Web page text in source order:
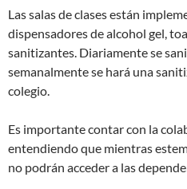
Las salas de clases están
dispensadores de alcohol gel,
sanitizantes. Diariamente se
semanalmente se hará una
colegio.
Es importante contar con la
entendiendo que mientras
no podrán acceder a las